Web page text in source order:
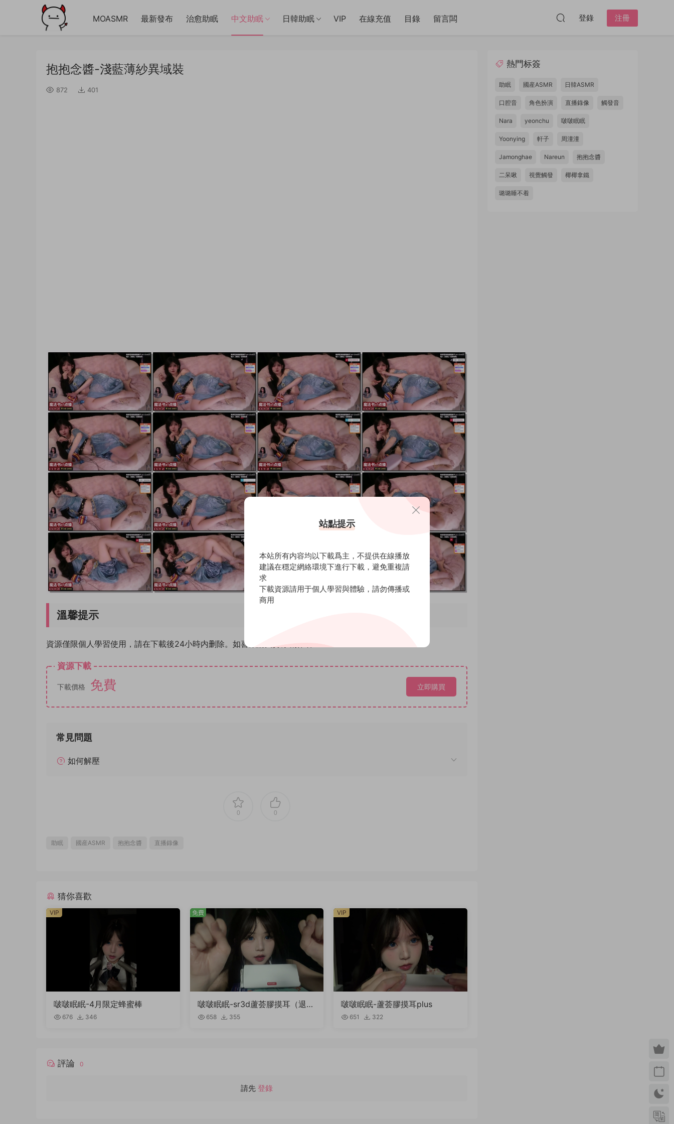
MOASMR 最新發布 治愈助眠 中文助眠 日韓助眠 VIP 在線充值 目錄 留言闆 登錄 注冊
抱抱念醬-淺藍薄紗異域裝
872 401
溫馨提示
資源僅限個人學習使用，請在下載後24小時内删除。如喜歡請支持原創作者！
資源下載
下載價格 免費 立即購買
常見問題
如何解壓
0 0
助眠 國産ASMR 抱抱念醬 直播錄像
猜你喜歡
啵啵眠眠-4月限定蜂蜜棒
676 346
VIP
啵啵眠眠-sr3d蘆荟膠摸耳（退回
稿件）
658 355
免費
啵啵眠眠-蘆荟膠摸耳plus
651 322
VIP
評論 0
請先 登錄
熱門标簽
助眠 國産ASMR 日韓ASMR
口腔音 角色扮演 直播錄像 觸發音
Nara yeonchu 啵啵眠眠
Yoonying 軒子 周潼潼
Jamonghae Nareun 抱抱念醬
二呆啾 視覺觸發 椰椰拿鐵
璐璐睡不着
站點提示
本站所有内容均以下載爲主，不提供在線播放
建議在穩定網絡環境下進行下載，避免重複請
求
下載資源請用于個人學習與體驗，請勿傳播或
商用